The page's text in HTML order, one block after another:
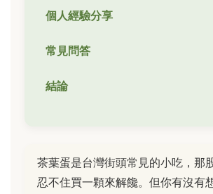
個人經驗分享
常見問答
結論
茶葉蛋是台灣街頭常見的小吃，那
忍不住買一顆來解饞。但你有沒有